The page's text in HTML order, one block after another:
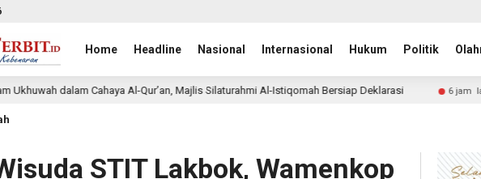
Home Headline Nasional Internasional Hukum Politik
Qur’an, Majlis Silaturahmi Al-Istiqomah Bersiap Deklarasi 6 jam lalu Penjaringan Calon
STIT Lakbok, Wamenkop